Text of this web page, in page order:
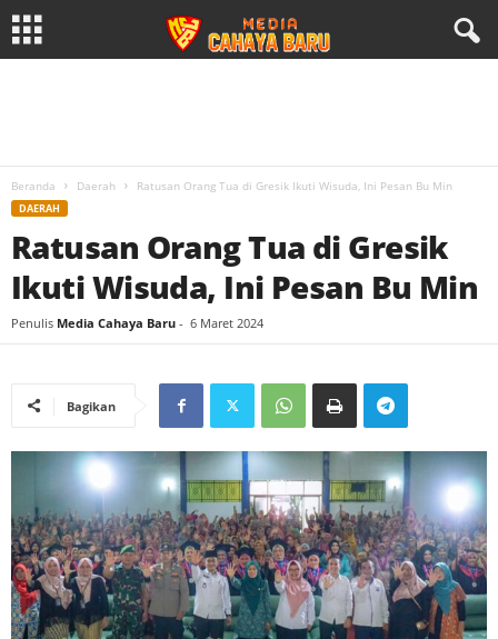
Beranda Daerah Ratusan Orang Tua di Gresik Ikuti Wisuda, Ini Pesan Bu Min
DAERAH
Ratusan Orang Tua di Gresik
Ikuti Wisuda, Ini Pesan Bu Min
Penulis Media Cahaya Baru - 6 Maret 2024
Bagikan